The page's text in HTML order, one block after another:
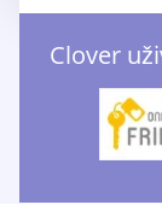
Clover